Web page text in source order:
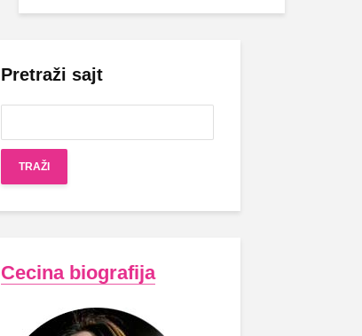
Pretraži sajt
Cecina biografija